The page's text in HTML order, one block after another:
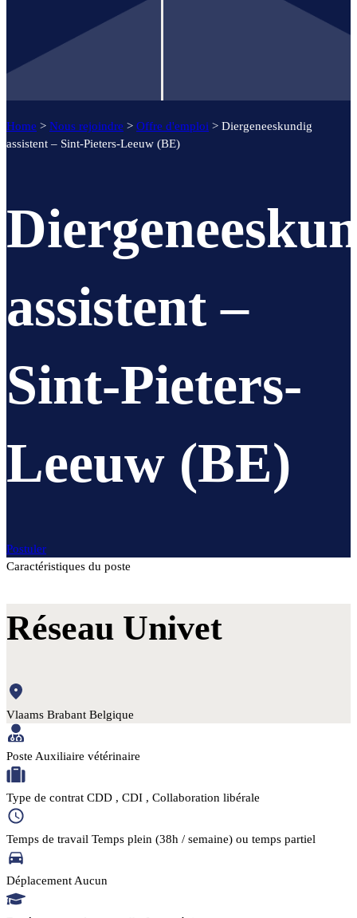
Home > Nous rejoindre > Offre d'emploi > Diergeneeskundig
assistent – Sint-Pieters-Leeuw (BE)
assistent –
Sint-Pieters-
Leeuw (BE)
Postuler
Caractéristiques du poste
Réseau Univet
Vlaams Brabant Belgique
Poste Auxiliaire vétérinaire
Type de contrat CDD , CDI , Collaboration libérale
Temps de travail Temps plein (38h / semaine) ou temps partiel
Déplacement Aucun